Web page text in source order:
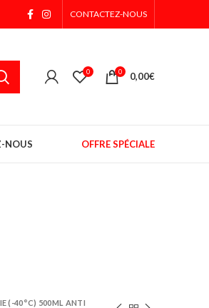
CONTACTEZ-NOUS
0 0 0,00€
NOUS OFFRE SPÉCIALE
(-40°C) 500ML ANTI